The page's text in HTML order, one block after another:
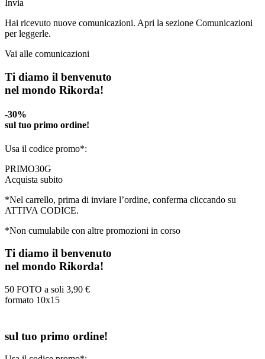
Invia
Hai ricevuto nuove comunicazioni. Apri la sezione Comunicazioni
per leggerle.
Vai alle comunicazioni
Ti diamo il benvenuto
nel mondo Rikorda!
-30%
sul tuo primo ordine!
Usa il codice promo*:
PRIMO30G
Acquista subito
*Nel carrello, prima di inviare l’ordine, conferma cliccando su
ATTIVA CODICE.
*Non cumulabile con altre promozioni in corso
Ti diamo il benvenuto
nel mondo Rikorda!
50 FOTO a soli 3,90 €
formato 10x15
sul tuo primo ordine!